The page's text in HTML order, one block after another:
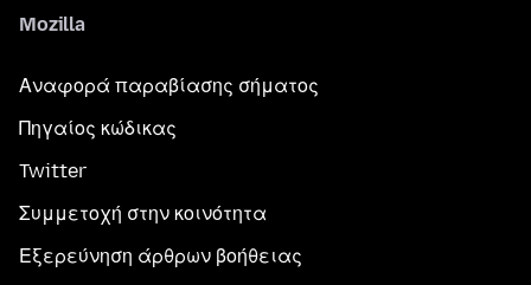
Mozilla
Αναφορά παραβίασης σήματος
Πηγαίος κώδικας
Twitter
Συμμετοχή στην κοινότητα
Εξερεύνηση άρθρων βοήθειας